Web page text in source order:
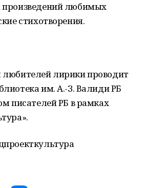
любимых
стихотворения.
лирики проводит
им. А.-З. Валиди РБ
писателей РБ в рамках